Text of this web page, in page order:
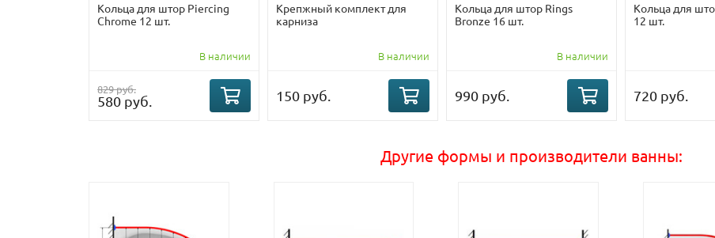
Кольца для штор Piercing
Chrome 12 шт.
В наличии
829 руб.
580 руб.
Крепжный комплект для
карниза
В наличии
150 руб.
Кольца для штор Rings
Bronze 16 шт.
В наличии
990 руб.
Кольца для
12 шт.
720 руб.
Другие формы и производители ванны: